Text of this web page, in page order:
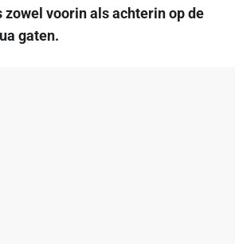
zowel voorin als achterin op de
gaten.